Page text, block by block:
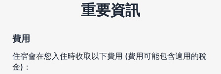
重要資訊
費用
住宿會在您入住時收取以下費用 (費用可能包含適用的稅
金)：